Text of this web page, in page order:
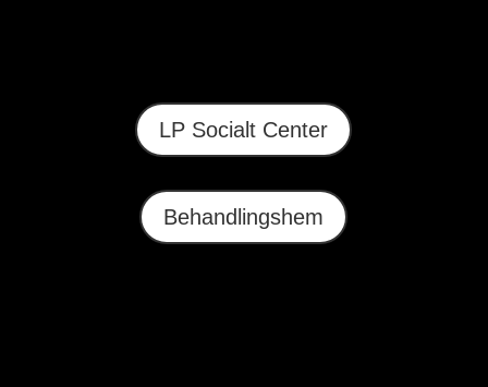
LP Socialt Center
Behandlingshem